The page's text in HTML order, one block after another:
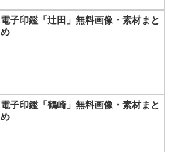
電子印鑑「辻田」無料画像・素材まと
め
電子印鑑「鶴崎」無料画像・素材まと
め